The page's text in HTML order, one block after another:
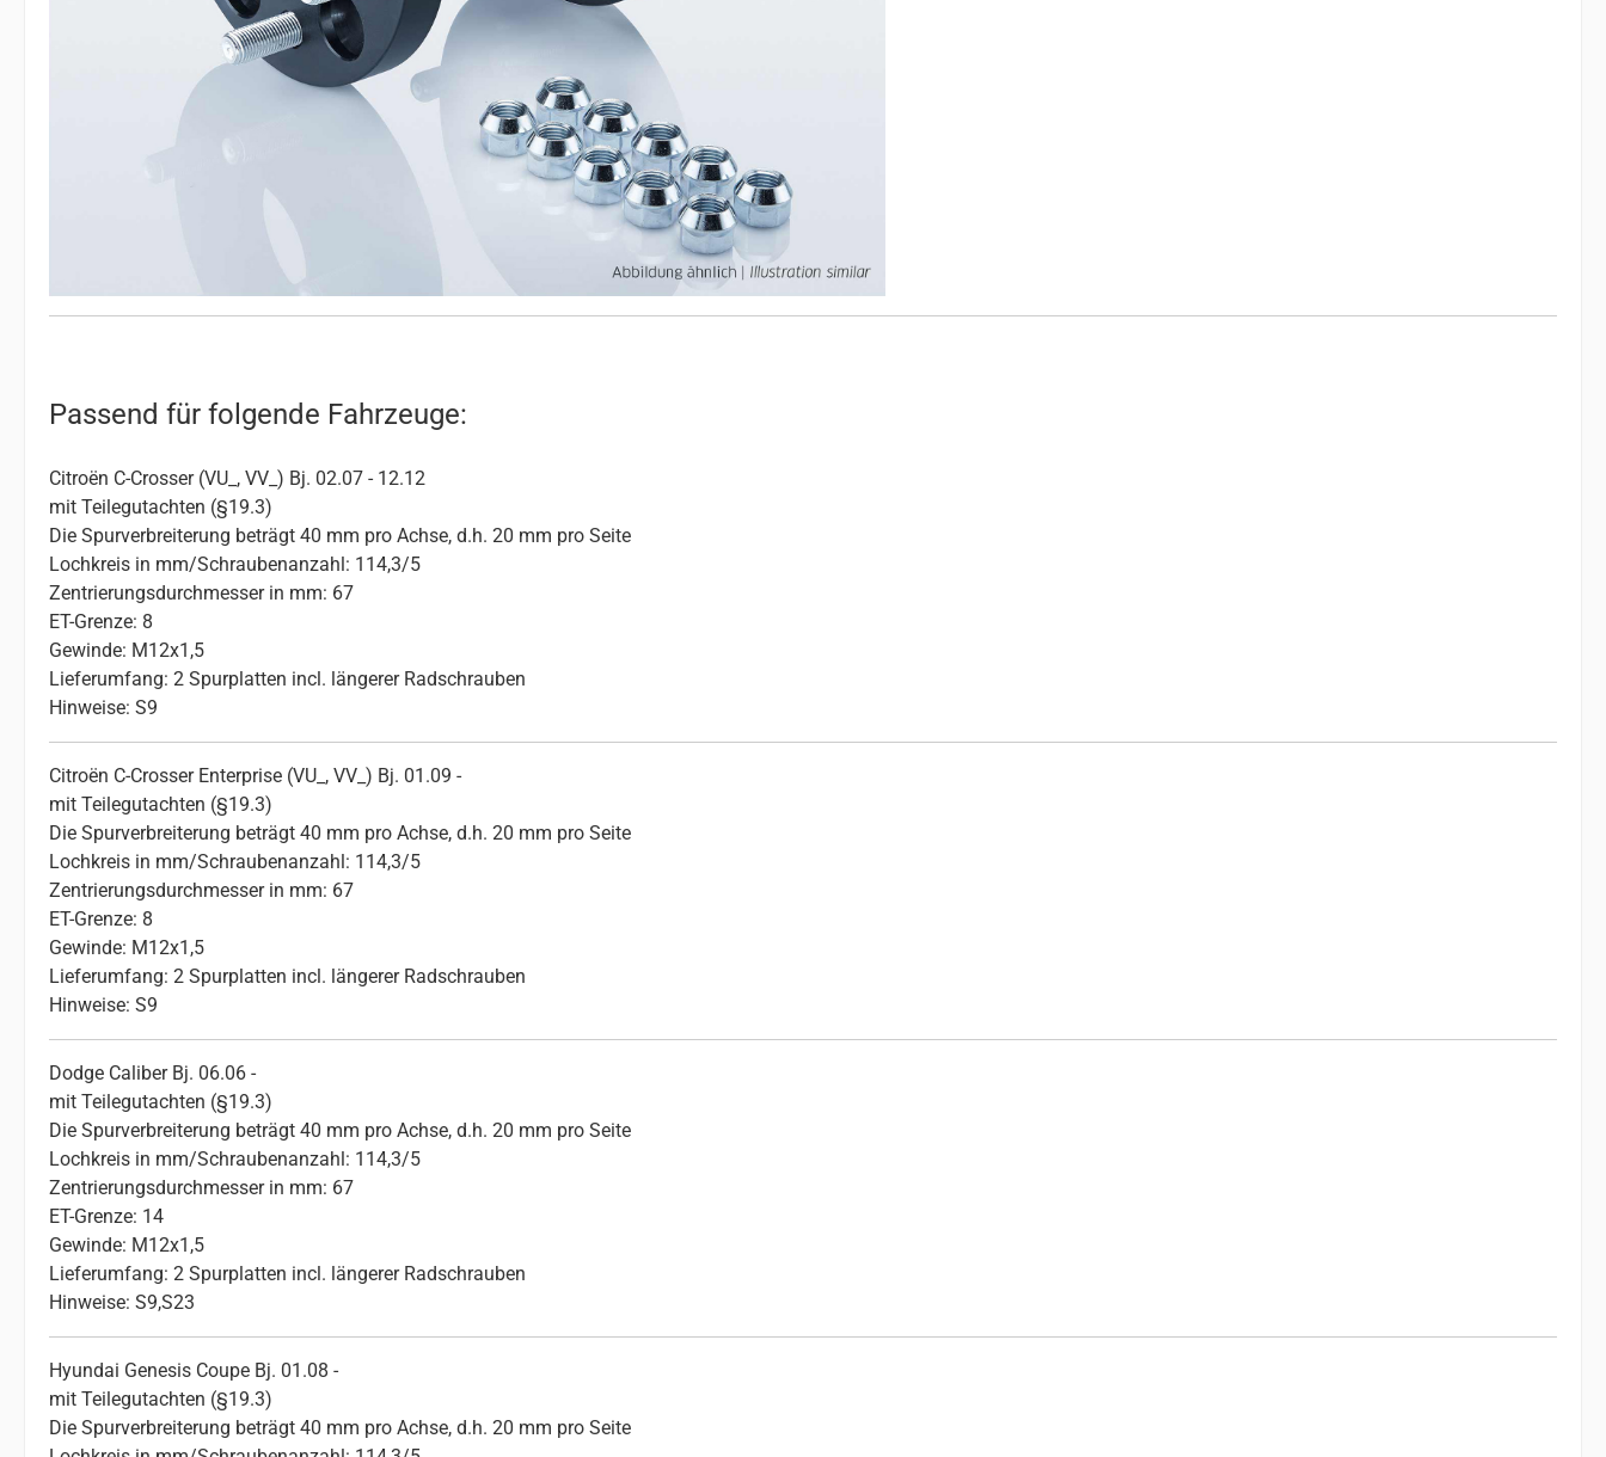
Passend für folgende Fahrzeuge:
Citroën C-Crosser (VU_, VV_) Bj. 02.07 - 12.12
mit Teilegutachten (§19.3)
Die Spurverbreiterung beträgt 40 mm pro Achse, d.h. 20 mm pro Seite
Lochkreis in mm/Schraubenanzahl: 114,3/5
Zentrierungsdurchmesser in mm: 67
ET-Grenze: 8
Gewinde: M12x1,5
Lieferumfang: 2 Spurplatten incl. längerer Radschrauben
Hinweise: S9
Citroën C-Crosser Enterprise (VU_, VV_) Bj. 01.09 -
mit Teilegutachten (§19.3)
Die Spurverbreiterung beträgt 40 mm pro Achse, d.h. 20 mm pro Seite
Lochkreis in mm/Schraubenanzahl: 114,3/5
Zentrierungsdurchmesser in mm: 67
ET-Grenze: 8
Gewinde: M12x1,5
Lieferumfang: 2 Spurplatten incl. längerer Radschrauben
Hinweise: S9
Dodge Caliber Bj. 06.06 -
mit Teilegutachten (§19.3)
Die Spurverbreiterung beträgt 40 mm pro Achse, d.h. 20 mm pro Seite
Lochkreis in mm/Schraubenanzahl: 114,3/5
Zentrierungsdurchmesser in mm: 67
ET-Grenze: 14
Gewinde: M12x1,5
Lieferumfang: 2 Spurplatten incl. längerer Radschrauben
Hinweise: S9,S23
Hyundai Genesis Coupe Bj. 01.08 -
mit Teilegutachten (§19.3)
Die Spurverbreiterung beträgt 40 mm pro Achse, d.h. 20 mm pro Seite